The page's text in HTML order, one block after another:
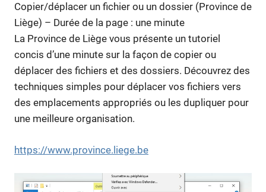
Copier/déplacer un fichier ou un dossier (Province de
Liège) – Durée de la page : une minute
La Province de Liège vous présente un tutoriel
concis d’une minute sur la façon de copier ou
déplacer des fichiers et des dossiers. Découvrez des
techniques simples pour déplacer vos fichiers vers
des emplacements appropriés ou les dupliquer pour
une meilleure organisation.
https://www.province.liege.be